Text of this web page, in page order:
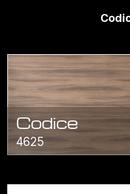
Codice
4625